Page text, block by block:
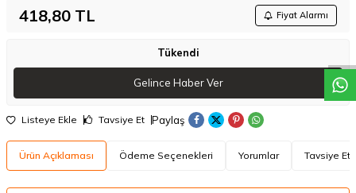
W
h
a
t
a
p
p
D
e
s
t
e
H
a
t
t
418,80 TL Fiyat Alarmı
Tükendi
Gelince Haber Ver
Listeye Ekle Tavsiye Et Paylaş
Ürün Açıklaması Ödeme Seçenekleri Yorumlar Tavsiye Et